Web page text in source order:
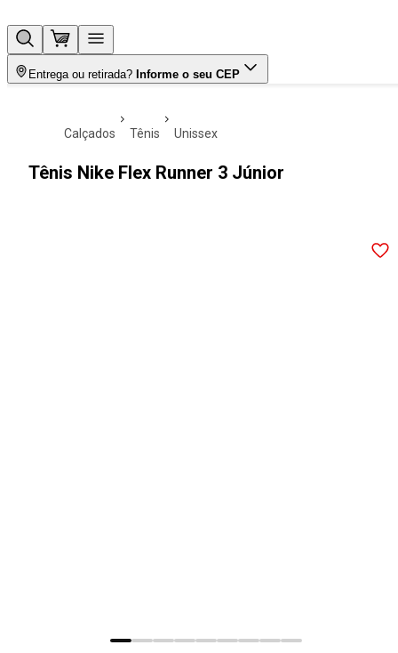
Entrega ou retirada? Informe o seu CEP
calçados tênis unissex
Tênis Nike Flex Runner 3 Júnior